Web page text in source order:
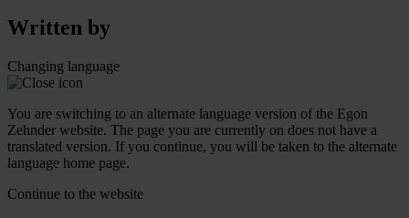
Written by
Changing language
You are switching to an alternate language version of the Egon
Zehnder website. The page you are currently on does not have a
translated version. If you continue, you will be taken to the alternate
language home page.
Continue to the website